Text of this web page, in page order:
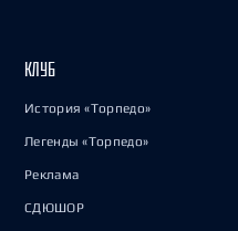
КЛУБ
История «Торпедо»
Легенды «Торпедо»
Реклама
СДЮШОР